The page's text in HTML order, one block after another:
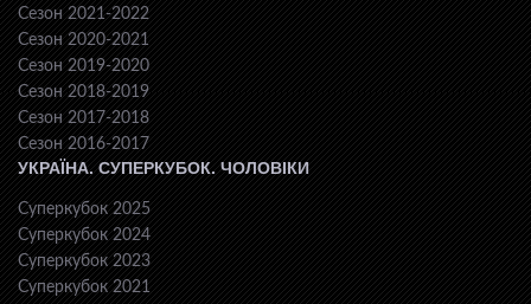
Сезон 2021-2022
Сезон 2020-2021
Сезон 2019-2020
Сезон 2018-2019
Сезон 2017-2018
Сезон 2016-2017
УКРАЇНА. СУПЕРКУБОК. ЧОЛОВІКИ
Суперкубок 2025
Суперкубок 2024
Суперкубок 2023
Суперкубок 2021